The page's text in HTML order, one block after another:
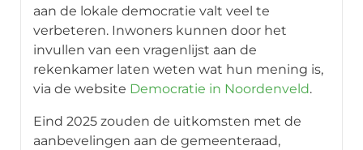
aan de lokale democratie valt veel te
verbeteren. Inwoners kunnen door het
invullen van een vragenlijst aan de
rekenkamer laten weten wat hun mening is,
via de website Democratie in Noordenveld.
Eind 2025 zouden de uitkomsten met de
aanbevelingen aan de gemeenteraad,